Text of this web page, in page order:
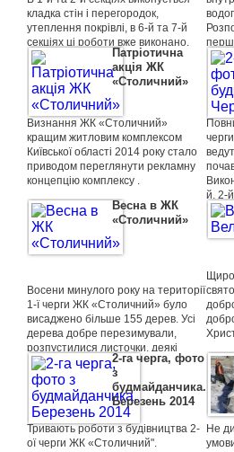
кладка стін і перегородок,
утеплення покрівлі, в 6-й та 7-й
секціях ці роботи вже виконано,
ведеться їх засклення.
В 3-й, 4-й і 5-й секціях ведеться
цегляна кладка стін 4-го поверху.
Розпочато роботи з
блискавкозахисту та заземлення
будинку.
Встановлені пожежні сходи.
Виконано роботи з бетонування
та утепленню підлоги 1-го поверху.
Закуплені ліфти.
На
Патріотична
акція ЖК
«Столичний»
Визнання ЖК «Столичний»
кращим житловим комплексом
Київської області 2014 року стало
приводом переглянути рекламну
концепцію комплексу .
й, 2-
в 5-
Весна в ЖК
«Столичний»
Восени минулого року на території
1-ї черги ЖК «Столичний» було
висаджено більше 155 дерев. Усі
дерева добре перезимували,
розпустилися листочки, деякі
скоро розцвітуть!
Всього навколо першої черги
будівництва буде висаджено
понад 600 дерев та кущiв, серед
яких: туя, самшит, акація,
Щиро
2-га черга, фото
з
будмайданчика.
Березень 2014
Тривають роботи з будівництва 2-
ої черги ЖК «Столичний".
Не